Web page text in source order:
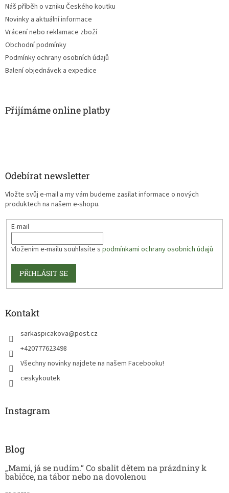
Náš příběh o vzniku Českého koutku
Novinky a aktuální informace
Vrácení nebo reklamace zboží
Obchodní podmínky
Podmínky ochrany osobních údajů
Balení objednávek a expedice
Přijímáme online platby
Odebírat newsletter
Vložte svůj e-mail a my vám budeme zasílat informace o nových
produktech na našem e-shopu.
E-mail
Vložením e-mailu souhlasíte s podmínkami ochrany osobních údajů
PŘIHLÁSIT SE
Kontakt
sarkaspicakova@post.cz
+420777623498
Všechny novinky najdete na našem Facebooku!
ceskykoutek
Instagram
Blog
„Mami, já se nudím.“ Co sbalit dětem na prázdniny k
babičce, na tábor nebo na dovolenou